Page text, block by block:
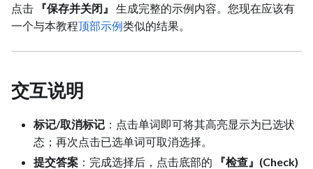
点击 『保存并关闭』
生成完整的示例内容。您现在应该有
一个与本教程顶部示例类似的结果。
交互说明
标记/取消标记 ：点击单词即可将其高亮显示为已选状
态；再次点击已选单词可取消选择。
提交答案 ：完成选择后，点击底部的
『检查』(Check)